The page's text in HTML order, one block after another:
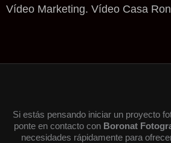
Vídeo Marketing. Vídeo Casa
Si estás pensando iniciar un proyecto
ponte en contacto con Boronat
necesidades rápidamente para